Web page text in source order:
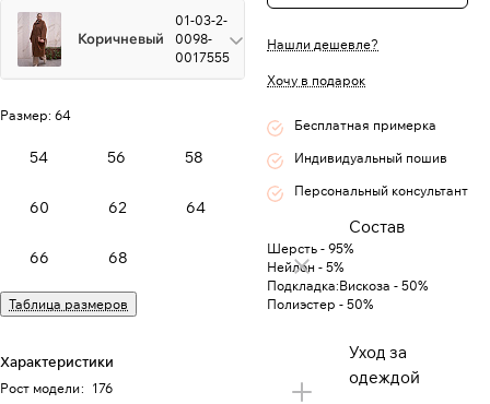
Коричневый
01-03-2-
0098-
0017555
Размер: 64
54 56 58
60 62 64
66 68
Таблица размеров
Характеристики
Рост модели: 176
Нашли дешевле?
Хочу в подарок
Бесплатная примерка
Индивидуальный пошив
Персональный консультант
Состав
Шерсть - 95%
Нейлон - 5%
Подкладка:Вискоза - 50%
Полиэстер - 50%
Уход за
одеждой